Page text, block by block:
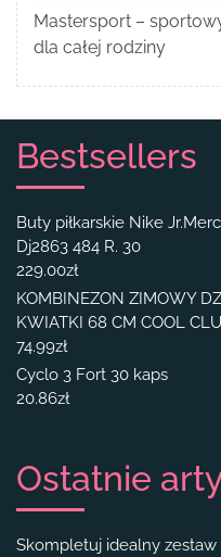
Mastersport –
dla całej rodziny
Bestsellers
Buty piłkarskie Nike
Dj2863 484 R. 30
229.00zł
KOMBINEZON ZIMOWY
KWIATKI 68 CM COOL
74.99zł
Cyclo 3 Fort 30 kaps
20.86zł
Ostatnie
Skompletuj idealny zestaw